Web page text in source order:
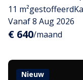
11 m²gestoffeerd
Vanaf 8 Aug 2026
€ 640/maand
Nieuw